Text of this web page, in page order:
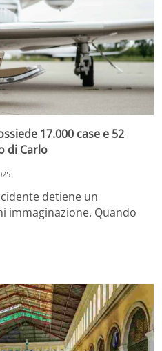
17.000 case e 52
di Carlo
detiene un
immaginazione. Quando